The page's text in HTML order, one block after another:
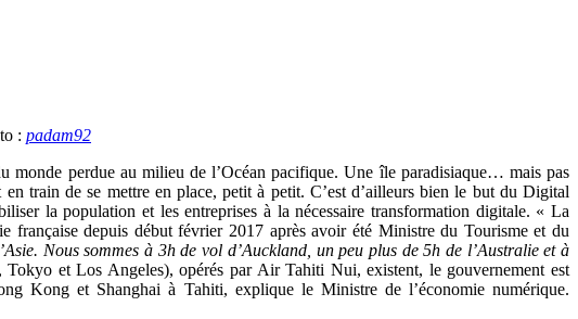
: padam92
monde perdue au milieu de l’Océan pacifique. Une île paradisiaque… mais pas
train de se mettre en place, petit à petit. C’est d’ailleurs bien le but du Digital
la population et les entreprises à la nécessaire transformation digitale. « La
française depuis début février 2017 après avoir été Ministre du Tourisme et du
Nous sommes à 3h de vol d’Auckland, un peu plus de 5h de l’Australie et à
et Los Angeles), opérés par Air Tahiti Nui, existent, le gouvernement est
Kong et Shanghai à Tahiti, explique le Ministre de l’économie numérique.